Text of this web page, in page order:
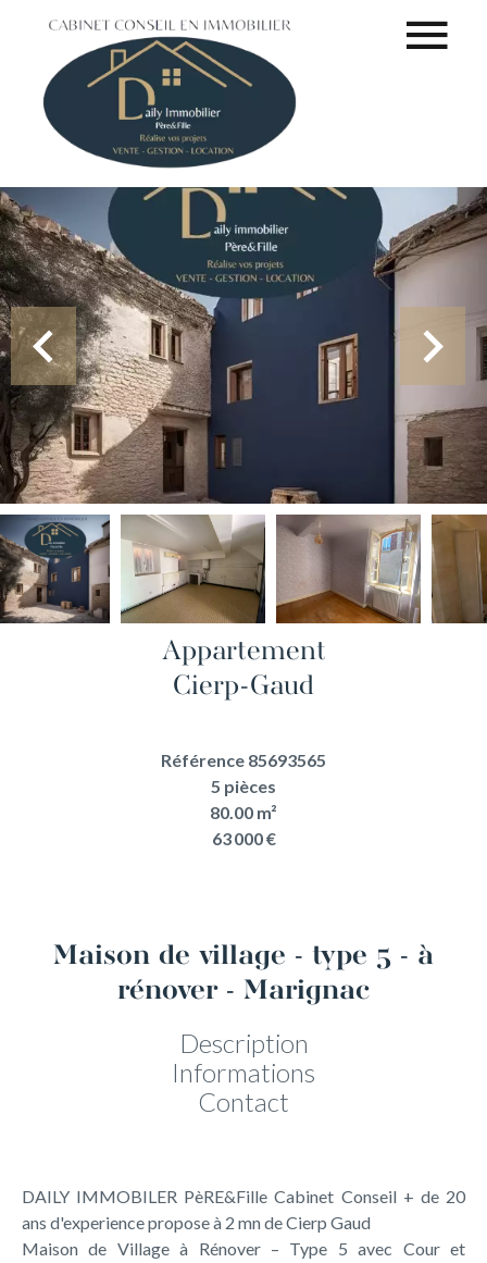
Appartement
Cierp-Gaud
Référence 85693565
5 pièces
80.00 m²
63 000 €
Maison de village - type 5 - à
rénover - Marignac
Description
Informations
Contact
DAILY IMMOBILER PèRE&Fille Cabinet Conseil + de 20
ans d'experience propose à 2 mn de Cierp Gaud
Maison de Village à Rénover – Type 5 avec Cour et